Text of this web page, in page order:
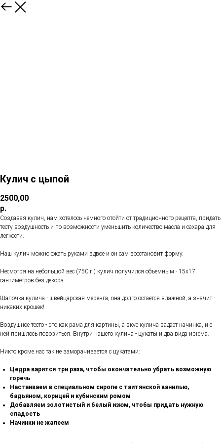
Кулич с цыпой
2500,00
р.
Создавая кулич, нам хотелось немного отойти от традиционного рецепта, придать
тесту воздушность и по возможности уменьшить количество масла и сахара для
легкости.
Наш кулич можно сжать руками вдвое и он сам восстановит форму.
Несмотря на небольшой вес (750 г.) кулич получился объемным - 15х17
сантиметров без декора.
Шапочка кулича - швейцарская меренга, она долго остается влажной, а значит -
никаких крошек!
Воздушное тесто - это как рама для картины, а вкус кулича задает начинка, и с
ней пришлось повозиться. Внутри нашего кулича - цукаты и два вида изюма.
Никто кроме нас так не заморачивается с цукатами:
Цедра варится три раза, чтобы окончательно убрать возможную
горечь
Настаиваем в специальном сиропе с таитянской ванилью,
бадьяном, корицей и кубинским ромом
Добавляем золотистый и белый изюм, чтобы придать нужную
сладость
Начинки не жалеем